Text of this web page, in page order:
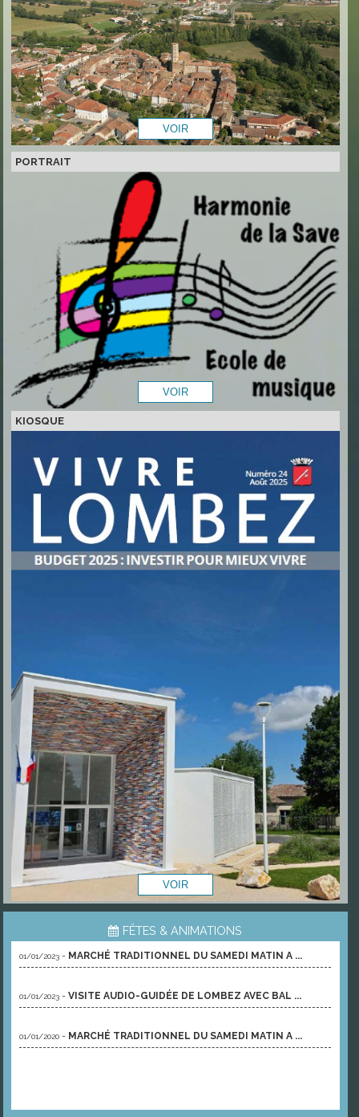
PORTRAIT
KIOSQUE
FÊTES & ANIMATIONS
01/01/2023 - MARCHÉ TRADITIONNEL DU SAMEDI MATIN A ...
01/01/2023 -VISITE AUDIO-GUIDÉE DE LOMBEZ AVEC BAL ...
01/01/2020 - MARCHÉ TRADITIONNEL DU SAMEDI MATIN A ...